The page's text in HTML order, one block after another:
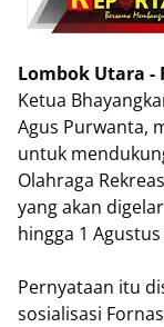
Lombok Utara -
Ketua
Agus Purwanta,
untuk
Olahraga
yang akan
hingga 1
Pernyataan itu
sosialisasi